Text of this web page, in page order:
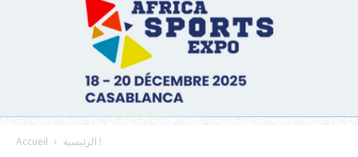
Accueil الرئيسية !